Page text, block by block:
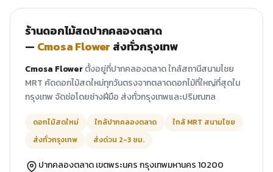
ร้านดอกไม้สดปากคลองตลาด
— Cmosa Flowerส่งทั่วกรุงเทพ
Cmosa Flowerตั้งอยู่ที่ปากคลองตลาด ใกล้สถานีสนามไชย
MRT คัดดอกไม้สดใหม่ทุกวันตรงจากตลาดดอกไม้ที่ใหญ่ที่สุดใน
กรุงเทพ จัดช่อโดยช่างฝีมือ ส่งทั่วกรุงเทพและปริมณฑล
ดอกไม้สดใหม่ ใกล้ปากคลองตลาด
ใกล้ MRT สนามไชย
ส่งทั่วกรุงเทพ
ส่งด่วน 2-3 ชม.
ปากคลองตลาด เขตพระนคร กรุงเทพมหานคร 10200